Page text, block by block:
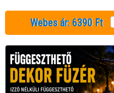
Webes ár: 6390 Ft